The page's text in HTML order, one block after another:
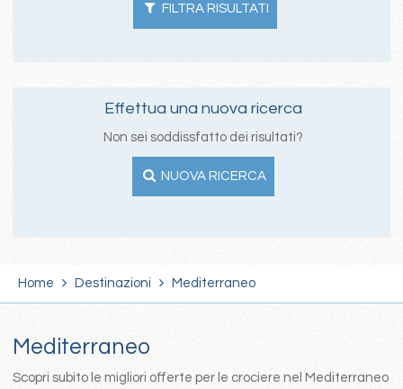
FILTRA RISULTATI
Effettua una nuova ricerca
Non sei soddissfatto dei risultati?
NUOVA RICERCA
Home Destinazioni Mediterraneo
Mediterraneo
Scopri subito le migliori offerte per le crociere nel Mediterraneo